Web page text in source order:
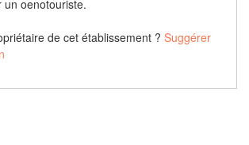
un oenotouriste.
de cet établissement ? Suggérer